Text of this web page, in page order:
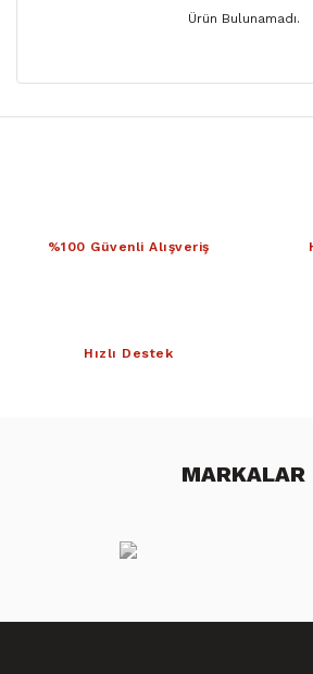
Ürün Bulunamadı.
%100 Güvenli Alışveriş
Hızlı Destek
MARKALAR